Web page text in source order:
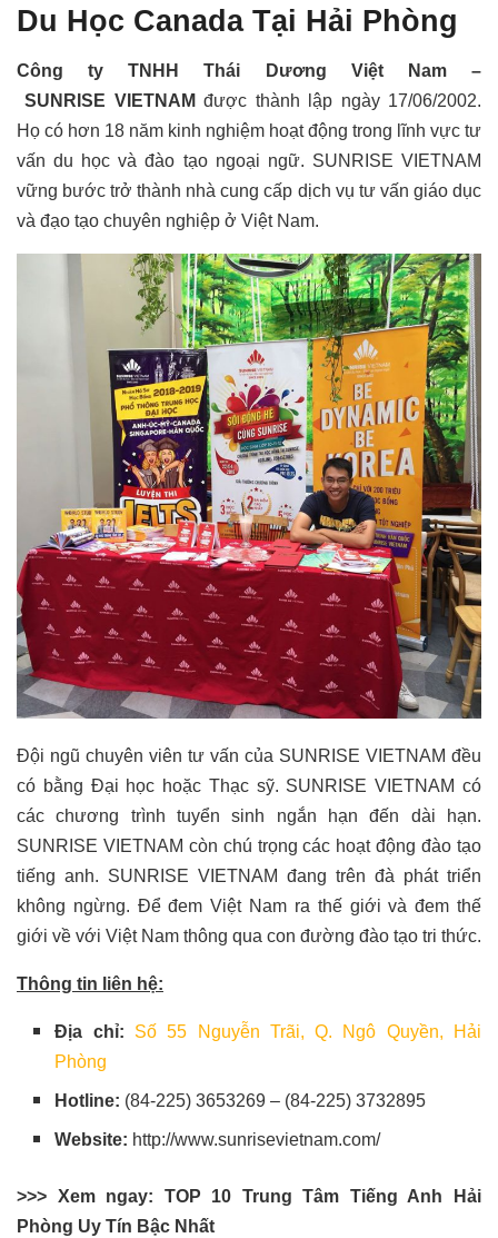
Du Học Canada Tại Hải Phòng
Công ty TNHH Thái Dương Việt Nam –
SUNRISE VIETNAM được thành lập ngày 17/06/2002.
Họ có hơn 18 năm kinh nghiệm hoạt động trong lĩnh vực tư
vấn du học và đào tạo ngoại ngữ. SUNRISE VIETNAM
vững bước trở thành nhà cung cấp dịch vụ tư vấn giáo dục
và đạo tạo chuyên nghiệp ở Việt Nam.
Đội ngũ chuyên viên tư vấn của SUNRISE VIETNAM đều
có bằng Đại học hoặc Thạc sỹ. SUNRISE VIETNAM có
các chương trình tuyển sinh ngắn hạn đến dài hạn.
SUNRISE VIETNAM còn chú trọng các hoạt động đào tạo
tiếng anh. SUNRISE VIETNAM đang trên đà phát triển
không ngừng. Để đem Việt Nam ra thế giới và đem thế
giới về với Việt Nam thông qua con đường đào tạo tri thức.
Thông tin liên hệ:
Địa chỉ:
Số 55 Nguyễn Trãi, Q. Ngô Quyền, Hải
Phòng
Hotline: (84-225) 3653269 – (84-225) 3732895
Website: http://www.sunrisevietnam.com/
>>> Xem ngay: TOP 10 Trung Tâm Tiếng Anh Hải
Phòng Uy Tín Bậc Nhất